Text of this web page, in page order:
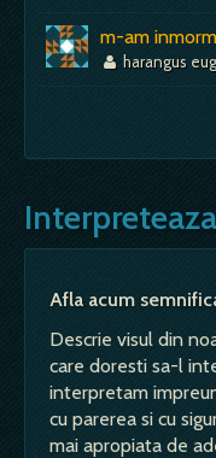
m-am
harangus
Afla acum
Descrie visul din
care doresti sa-l
interpretam
cu parerea si cu
mai apropiata de